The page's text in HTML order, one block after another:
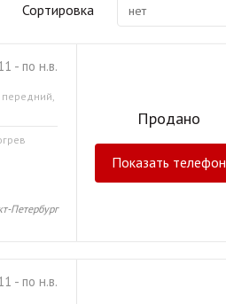
Сортировка нет
- по н.в.
передний,
Петербург
Продано
Показать телефон
- по н.в.